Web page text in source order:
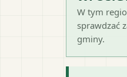
W tym
sprawdzać
gminy.